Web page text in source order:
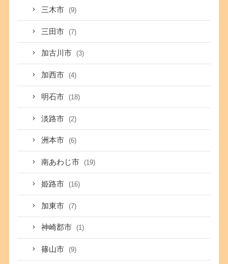
三木市 (9)
三田市 (7)
加古川市 (3)
加西市 (4)
明石市 (18)
淡路市 (2)
洲本市 (6)
南あわじ市 (19)
姫路市 (16)
加東市 (7)
神崎郡市 (1)
篠山市 (9)